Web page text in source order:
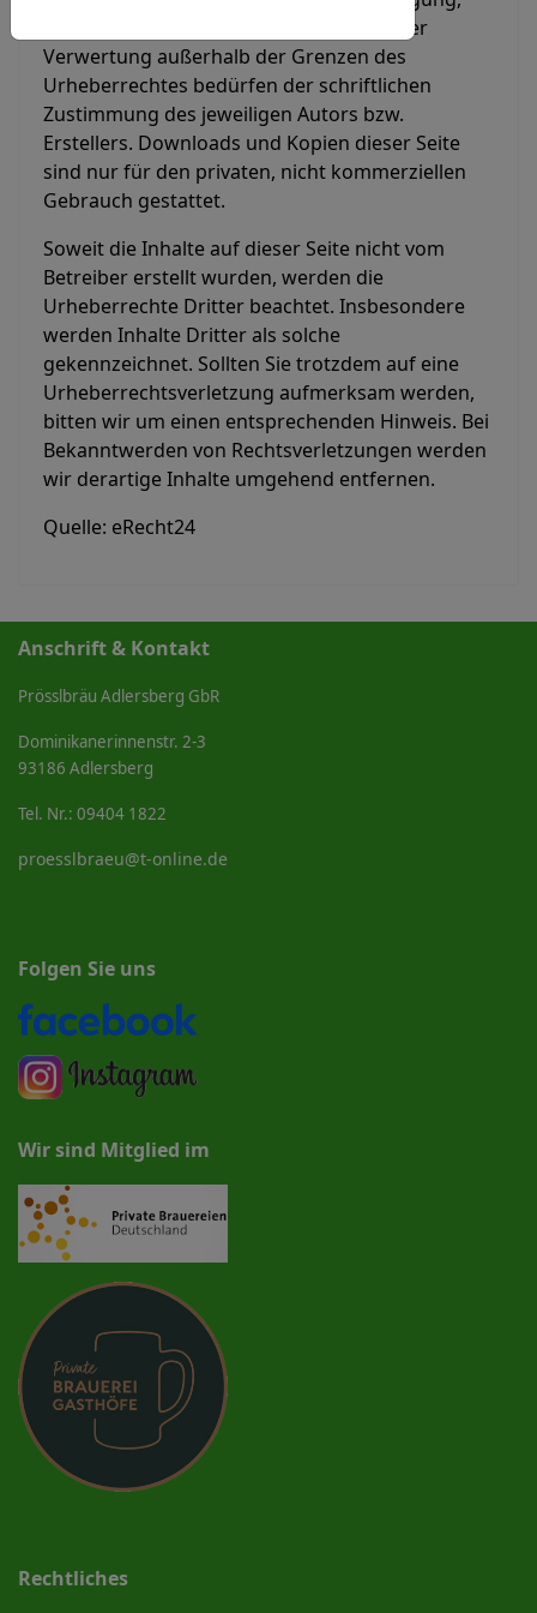
Bearbeitung, Verbreitung und jede Art der
Verwertung außerhalb der Grenzen des
Urheberrechtes bedürfen der schriftlichen
Zustimmung des jeweiligen Autors bzw.
Erstellers. Downloads und Kopien dieser Seite
sind nur für den privaten, nicht kommerziellen
Gebrauch gestattet.
Soweit die Inhalte auf dieser Seite nicht vom
Betreiber erstellt wurden, werden die
Urheberrechte Dritter beachtet. Insbesondere
werden Inhalte Dritter als solche
gekennzeichnet. Sollten Sie trotzdem auf eine
Urheberrechtsverletzung aufmerksam werden,
bitten wir um einen entsprechenden Hinweis. Bei
Bekanntwerden von Rechtsverletzungen werden
wir derartige Inhalte umgehend entfernen.
Quelle: eRecht24
Anschrift & Kontakt
Prösslbräu Adlersberg GbR
Dominikanerinnenstr. 2-3
93186 Adlersberg
Tel. Nr.: 09404 1822
proesslbraeu@t-online.de
Folgen Sie uns
Wir sind Mitglied im
Rechtliches